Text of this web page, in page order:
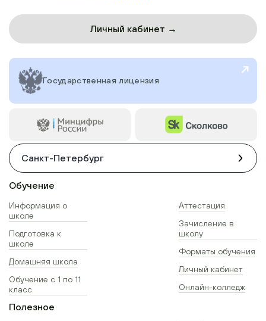
Личный кабинет →
Государственная лицензия
Санкт-Петербург
Обучение
Информация о
школе
Подготовка к
школе
Домашняя школа
Обучение с 1 по 11
класс
Аттестация
Зачисление в
школу
Форматы обучения
Личный кабинет
Онлайн-колледж
Полезное